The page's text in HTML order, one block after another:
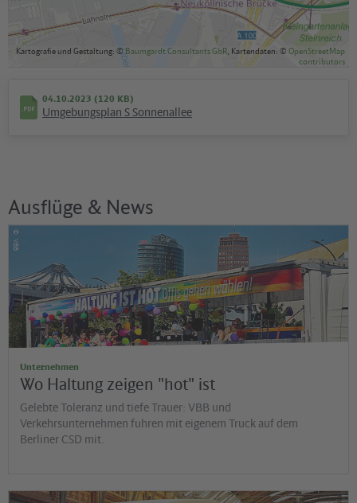
Kartografie und Gestaltung: © Baumgardt Consultants GbR , Kartendaten: ©OpenStreetMap
contributors
04.10.2023 (120 KB)
Umgebungsplan S Sonnenallee
Ausflüge & News
©
VBB
Unternehmen
Wo Haltung zeigen "hot" ist
Gelebte Toleranz und tiefe Trauer: VBB und
Verkehrsunternehmen fuhren mit eigenem Truck auf dem
Berliner CSD mit.